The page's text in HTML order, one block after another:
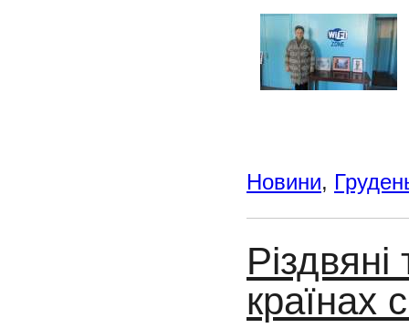
Новини,
країнах